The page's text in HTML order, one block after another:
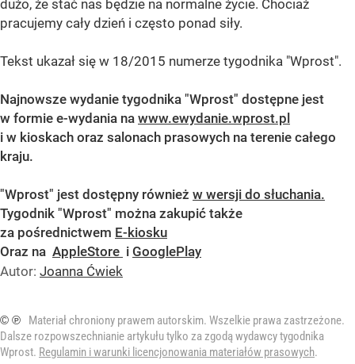
dużo, że stać nas będzie na normalne życie. Chociaż
pracujemy cały dzień i często ponad siły.
Tekst ukazał się w 18/2015 numerze tygodnika "Wprost".
Najnowsze wydanie tygodnika "Wprost" dostępne jest
w formie e-wydania na www.ewydanie.wprost.pl
i w kioskach oraz salonach prasowych na terenie całego
kraju.
"Wprost" jest dostępny również w wersji do słuchania.
Tygodnik "Wprost" można zakupić także
za pośrednictwem E-kiosku
Oraz na AppleStore i GooglePlay
Autor: Joanna Ćwiek
© ℗
Materiał chroniony prawem autorskim. Wszelkie prawa zastrzeżone.
Dalsze rozpowszechnianie artykułu tylko za zgodą wydawcy tygodnika
Wprost. Regulamin i warunki licencjonowania materiałów prasowych.